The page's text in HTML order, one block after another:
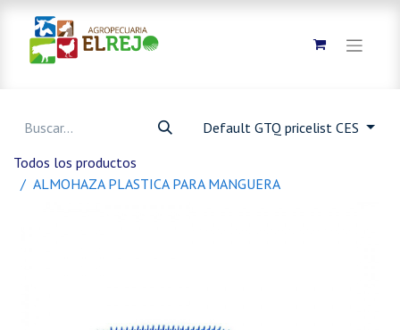
Default GTQ pricelist CES
Todos los productos
ALMOHAZA PLASTICA PARA MANGUERA